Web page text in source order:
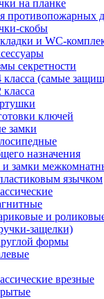
на планке
противопожарных
скобы
и WC-
секретности
класса (самые
класса
ключей
замки
назначения
и замки
язычком
и
защелки)
формы
врезные